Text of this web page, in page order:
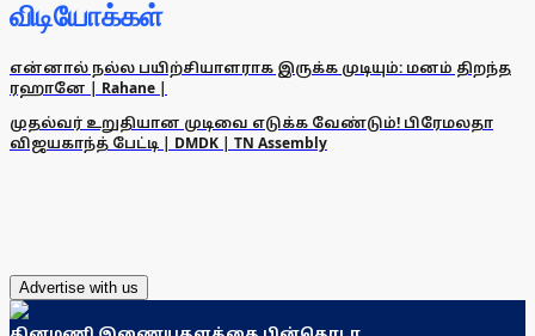
விடியோக்கள்
என்னால் நல்ல பயிற்சியாளராக இருக்க முடியும்: மனம் திறந்த
ரஹானே | Rahane |
முதல்வர் உறுதியான முடிவை எடுக்க வேண்டும்! பிரேமலதா
விஜயகாந்த் பேட்டி | DMDK | TN Assembly
Advertise with us